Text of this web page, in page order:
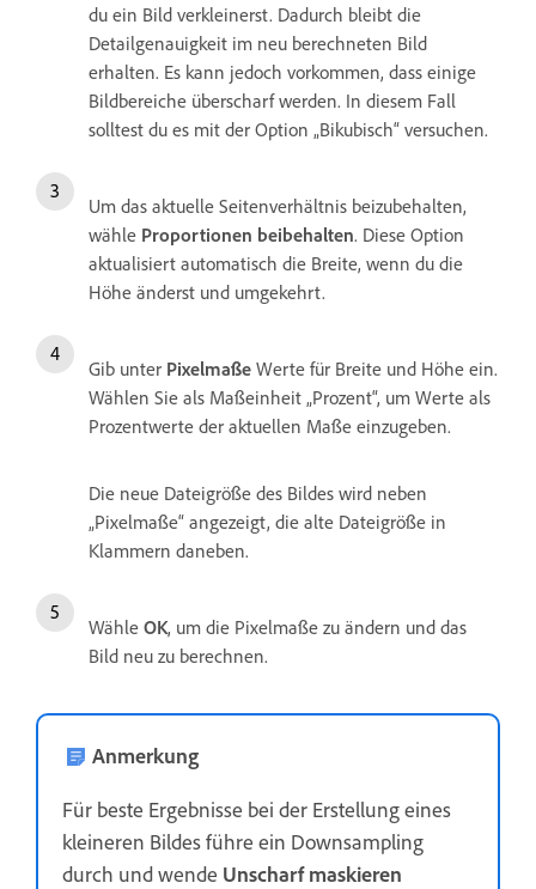
du ein Bild verkleinerst. Dadurch bleibt die
Detailgenauigkeit im neu berechneten Bild
erhalten. Es kann jedoch vorkommen, dass einige
Bildbereiche überscharf werden. In diesem Fall
solltest du es mit der Option „Bikubisch“ versuchen.
Um das aktuelle Seitenverhältnis beizubehalten,
wähle Proportionen beibehalten. Diese Option
aktualisiert automatisch die Breite, wenn du die
Höhe änderst und umgekehrt.
Gib unter Pixelmaße Werte für Breite und Höhe ein.
Wählen Sie als Maßeinheit „Prozent“, um Werte als
Prozentwerte der aktuellen Maße einzugeben.
Die neue Dateigröße des Bildes wird neben
„Pixelmaße“ angezeigt, die alte Dateigröße in
Klammern daneben.
Wähle OK, um die Pixelmaße zu ändern und das
Bild neu zu berechnen.
Anmerkung
Für beste Ergebnisse bei der Erstellung eines
kleineren Bildes führe ein Downsampling
durch und wende Unscharf maskieren